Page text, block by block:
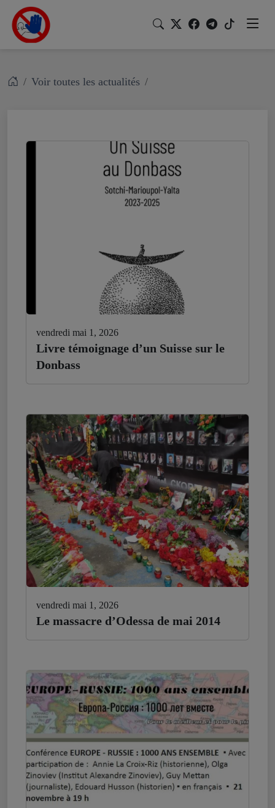
Voir toutes les actualités
vendredi mai 1, 2026
Livre témoignage d’un Suisse sur le
Donbass
vendredi mai 1, 2026
Le massacre d’Odessa de mai 2014